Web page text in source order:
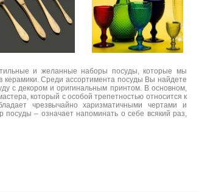
и желанные наборы посуды, которые мы
керамики. Среди ассортимента посуды Вы найдете
с декором и оригинальным принтом. В основном,
который с особой трепетностью относится к
чрезвычайно харизматичными чертами и
посуды – означает напоминать о себе всякий раз,